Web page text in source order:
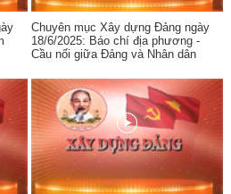
Chuyên mục Xây dựng Đảng ngày
18/6/2025: Báo chí địa phương -
Cầu nối giữa Đảng và Nhân dân